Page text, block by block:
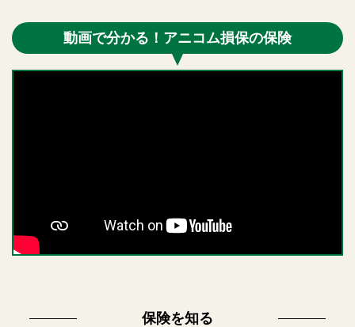
動画で分かる！アニコム損保の保険
保険を知る